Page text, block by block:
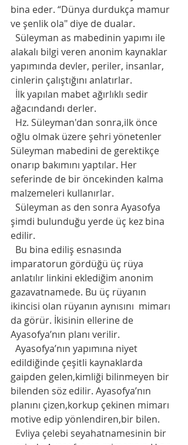
bina eder. “Dünya durdukça mamur
ve şenlik ola" diye de dualar.
alakalı bilgi veren anonim kaynaklar
yapımında devler, periler, insanlar,
cinlerin çalıştığını anlatırlar.
ağacındandı derler.
oğlu olmak üzere şehri yönetenler
Süleyman mabedini de gerektikçe
onarıp bakımını yaptılar. Her
seferinde de bir öncekinden kalma
malzemeleri kullanırlar.
şimdi bulunduğu yerde üç kez bina
edilir.
imparatorun gördüğü üç rüya
anlatılır linkini eklediğim anonim
gazavatnamede. Bu üç rüyanın
ikincisi olan rüyanın aynısını  mimarı
da görür. İkisinin ellerine de
Ayasofya’nın planı verilir.
edildiğinde çeşitli kaynaklarda
gaipden gelen,kimliği bilinmeyen bir
bilenden söz edilir. Ayasofya’nın
planını çizen,korkup çekinen mimarı
motive edip yönlendiren,bir bilen.